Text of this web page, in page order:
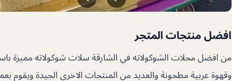
افضل منتجات المتجر
من افضل محلات الشوكولاته في الشارقة سلات شوكولاته مميزة
وقهوة عربية مطحونة والعديد من المنتجات الاخرى الجيدة ويقوم